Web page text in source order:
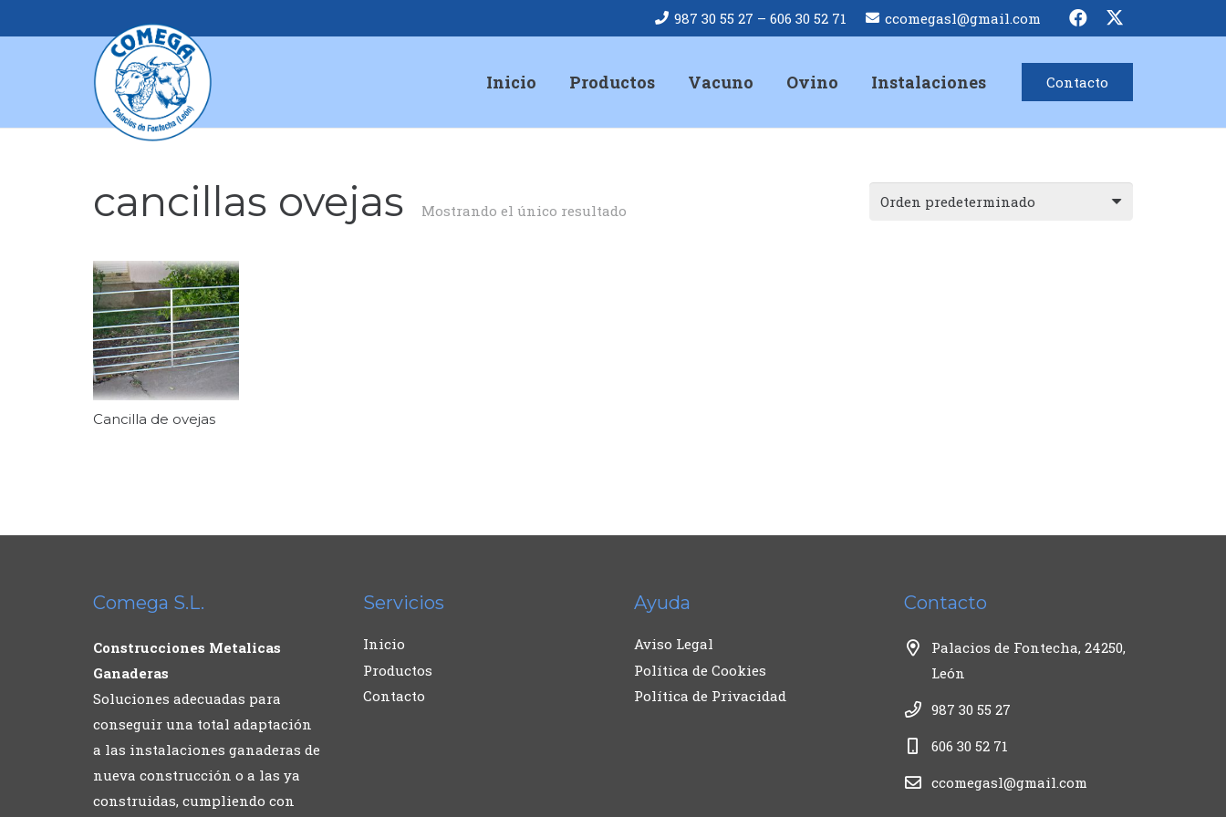
987 30 55 27 – 606 30 52 71 ccomegasl@gmail.com
Inicio Productos Vacuno Ovino Instalaciones Contacto
cancillas ovejas Mostrando el único resultado
Cancilla de ovejas
Comega S.L.
Construcciones Metalicas
Ganaderas
Soluciones adecuadas para
conseguir una total adaptación
a las instalaciones ganaderas de
nueva construcción o a las ya
construidas, cumpliendo con
Servicios
Inicio
Productos
Contacto
Ayuda
Aviso Legal
Política de Cookies
Política de Privacidad
Contacto
Palacios de Fontecha, 24250,
León
987 30 55 27
606 30 52 71
ccomegasl@gmail.com